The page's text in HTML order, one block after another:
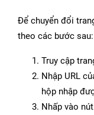
Để chuyển đổi
theo các bước sau:
Truy cập
Nhập URL
hộp nhập
Nhấp vào